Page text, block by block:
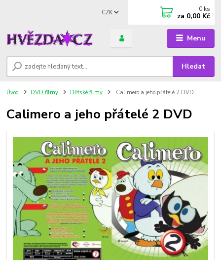
Menu
CZK
Hledat
0 ks
za 0,00 Kč
Úvod DVD filmy Dětské filmy Calimero a jeho přátelé 2 DVD
Calimero a jeho přátelé 2 DVD